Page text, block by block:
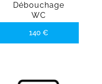
Débouchage
WC
140 €